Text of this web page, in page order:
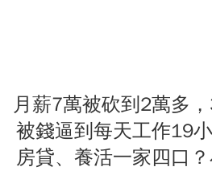
月薪7萬被砍到2萬多
被錢逼到每天工作19
房貸、養活一家四口